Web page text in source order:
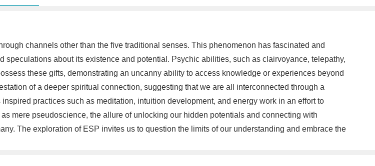
channels other than the five traditional senses. This phenomenon has fascinated and
about its existence and potential. Psychic abilities, such as clairvoyance, telepathy,
these gifts, demonstrating an uncanny ability to access knowledge or experiences beyond
of a deeper spiritual connection, suggesting that we are all interconnected through a
practices such as meditation, intuition development, and energy work in an effort to
mere pseudoscience, the allure of unlocking our hidden potentials and connecting with
The exploration of ESP invites us to question the limits of our understanding and embrace the